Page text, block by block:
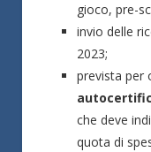
gioco, pre-
invio delle
2023;
prevista per
che deve
quota di